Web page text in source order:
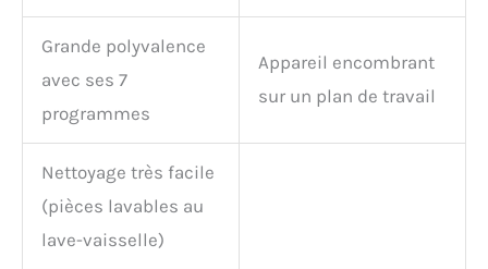
Grande polyvalence
avec ses 7
programmes
Appareil encombrant
sur un plan de travail
Nettoyage très facile
(pièces lavables au
lave-vaisselle)